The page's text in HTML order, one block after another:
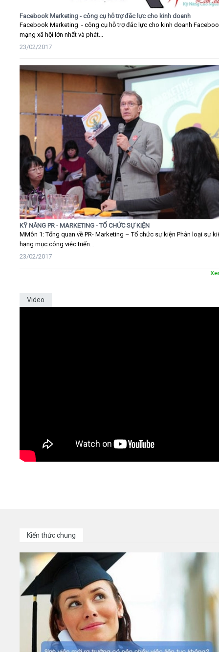
Facebook Marketing - công cụ hỗ trợ đắc lực cho kinh doanh
Facebook Marketing - công cụ hỗ trợ đắc lực cho kinh doanh
mạng xã hội lớn nhất và phát...
23/02/2017
KỸ NĂNG PR - MARKETING - TỔ CHỨC SỰ KIỆN
MMôn 1: Tổng quan về PR- Marketing – Tổ chức sự kiện Phân loại sự
hạng mục công việc triển...
23/02/2017
Video
Kiến thức chung